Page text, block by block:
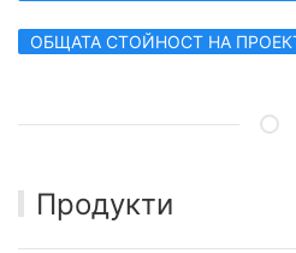
ОБЩАТА СТОЙНОСТ НА
Продукти